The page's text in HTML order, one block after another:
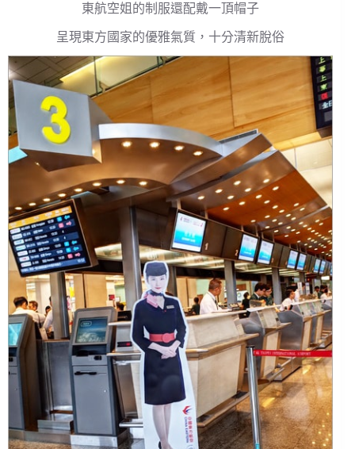
東航空姐的制服還配戴一頂帽子
呈現東方國家的優雅氣質，十分清新脫俗